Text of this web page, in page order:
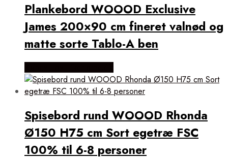
Cykelophæng
Hængeparasoller
Hængesofaer
Haveindretning
Havemøbler
Haveværktøj
Markiser
Planteholdere
Udendørsbålsteder
Udendørstæpper
Opbevaring
Afskærmning
Arkivskab
Badeværelsesmøbler
Plankebord WOOOD Exclusive
James 200×90 cm fineret valnød og
matte sorte Tablo-A ben
Spisebord rund WOOOD Rhonda
Ø150 H75 cm Sort egetræ FSC
100% til 6-8 personer